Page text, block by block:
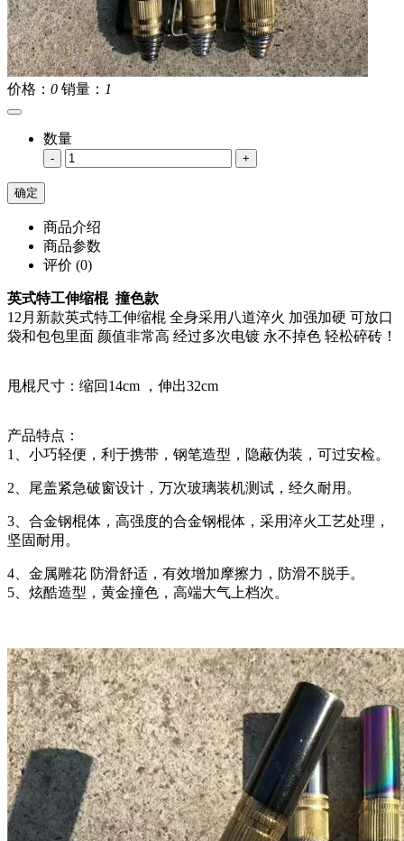
价格： 0 销量： 1
数量
- +
商品介绍
商品参数
评价 (0)
英式特工伸缩棍 撞色款
12月新款英式特工伸缩棍 全身采用八道淬火 加强加硬 可放口
袋和包包里面 颜值非常高 经过多次电镀 永不掉色 轻松碎砖！
甩棍尺寸：缩回14cm ，伸出32cm
产品特点：
1、小巧轻便，利于携带，钢笔造型，隐蔽伪装，可过安检。
2、尾盖紧急破窗设计，万次玻璃装机测试，经久耐用。
3、合金钢棍体，高强度的合金钢棍体，采用淬火工艺处理，
坚固耐用。
4、金属雕花 防滑舒适，有效增加摩擦力，防滑不脱手。
5、炫酷造型，黄金撞色，高端大气上档次。